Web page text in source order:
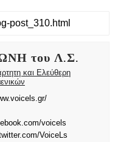
του Λ.Σ.
και Ελεύθερη
voicels
VoiceLs